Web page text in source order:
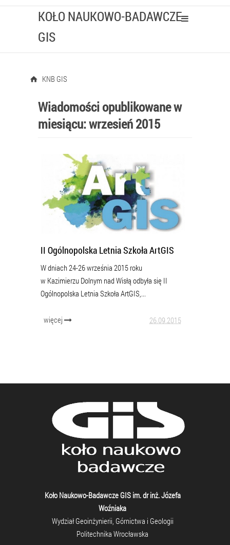
KOŁO NAUKOWO-BADAWCZE
GIS
KNB GIS
Wiadomości opublikowane w
miesiącu:wrzesień 2015
II Ogólnopolska Letnia Szkoła ArtGIS
W dniach 24-26 września 2015 roku
w Kazimierzu Dolnym nad Wisłą odbyła się II
Ogólnopolska Letnia Szkoła ArtGIS,...
więcej 26.09.2015
Koło Naukowo-Badawcze GIS im. dr inż. Józefa
Woźniaka
Wydział Geoinżynierii, Górnictwa i Geologii
Politechnika Wrocławska